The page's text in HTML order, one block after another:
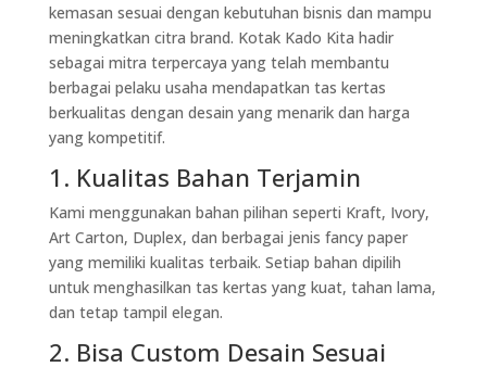
kemasan sesuai dengan kebutuhan bisnis dan mampu
meningkatkan citra brand. Kotak Kado Kita hadir
sebagai mitra terpercaya yang telah membantu
berbagai pelaku usaha mendapatkan tas kertas
berkualitas dengan desain yang menarik dan harga
yang kompetitif.
1. Kualitas Bahan Terjamin
Kami menggunakan bahan pilihan seperti Kraft, Ivory,
Art Carton, Duplex, dan berbagai jenis fancy paper
yang memiliki kualitas terbaik. Setiap bahan dipilih
untuk menghasilkan tas kertas yang kuat, tahan lama,
dan tetap tampil elegan.
2. Bisa Custom Desain Sesuai